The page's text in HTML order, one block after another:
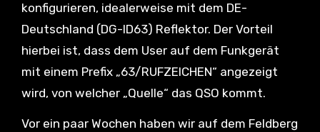
konfigurieren, idealerweise mit dem DE-
Deutschland (DG-ID63) Reflektor. Der Vorteil
hierbei ist, dass dem User auf dem Funkgerät
mit einem Prefix „63/RUFZEICHEN“ angezeigt
wird, von welcher „Quelle“ das QSO kommt.
Vor ein paar Wochen haben wir auf dem Feldberg